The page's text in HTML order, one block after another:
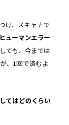
け、スキャナで
ヒューマンエラー
ても、今までは
、1回で済むよ
てはどのくらい